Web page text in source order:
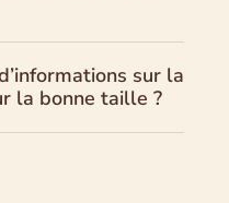
sur la
la bonne taille ?